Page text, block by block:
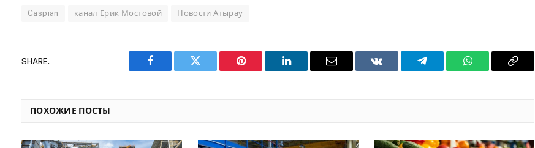
Caspian канал Ерик Мостовой Новости Атырау
SHARE.
Facebook Twitter Pinterest LinkedIn Email VKontakteTelegram WhatsAppCopy
ПОХОЖИЕ ПОСТЫ